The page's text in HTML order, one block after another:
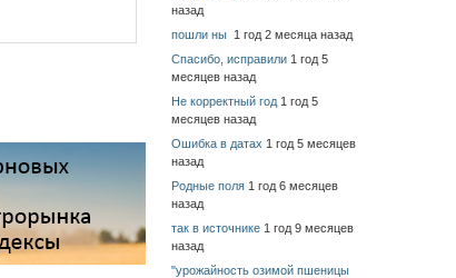
назад
пошли ны 1 год 2 месяца назад
Спасибо, исправили 1 год 5
месяцев назад
Не корректный год 1 год 5
месяцев назад
Ошибка в датах 1 год 5 месяцев
назад
Родные поля 1 год 6 месяцев
назад
так в источнике 1 год 9 месяцев
назад
"урожайность озимой пшеницы